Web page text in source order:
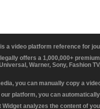
a video platform reference for
offers a 1,000,000+
Warner, Sony, Fashion
you can manually copy a
platform, you can
Widget analyzes the content of